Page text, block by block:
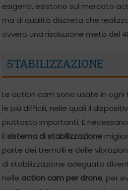
esigenti, esistono sul mercato
ma di qualità discreta che
ovvero una risoluzione metà del
STABILIZZAZIONE
Le action cam sono usate in
le più difficili, nelle quali il
piuttosto importanti. È
il sistema di stabilizzazione
parte dei tremolii e delle
di stabilizzazione adeguato
nelle action cam per drone, per